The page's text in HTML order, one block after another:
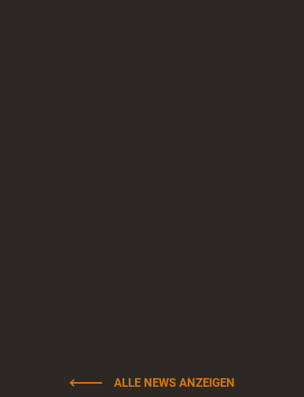
ALLE NEWS ANZEIGEN